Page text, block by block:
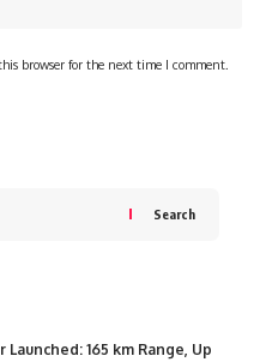
browser for the next time I comment.
Search
165 km Range, Up